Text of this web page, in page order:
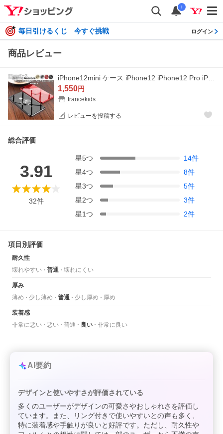
i
毎日引けるくじ 今すぐ挑戦 ログイン
商品レビュー
1,550円
francekids
レビューを投稿する
総合評価
3.91
32件
星5つ 14件
星4つ 8件
星3つ 5件
星2つ 3件
星1つ 2件
項目別評価
耐久性
壊れやすい
普通 壊れにくい
厚み
薄め
少し薄め 普通 少し厚め 厚め
装着感
非常に悪い
悪い 普通 良い 非常に良い
AI要約
デザインと使いやすさが評価されている
多くのユーザーがデザインの可愛さやおしゃれさを評価し
ています。また、リング付きで使いやすいとの声も多く、
特に装着感や手触りが良いと好評です。ただし、耐久性や